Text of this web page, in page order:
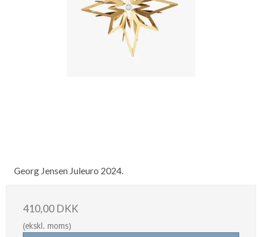
Georg Jensen Juleuro 2024.
410,00 DKK
(ekskl. moms)